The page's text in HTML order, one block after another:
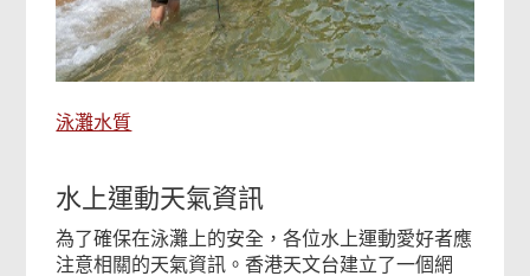
泳灘水質
水上運動天氣資訊
為了確保在泳灘上的安全，各位水上運動愛好者應
注意相關的天氣資訊。香港天文台建立了一個網